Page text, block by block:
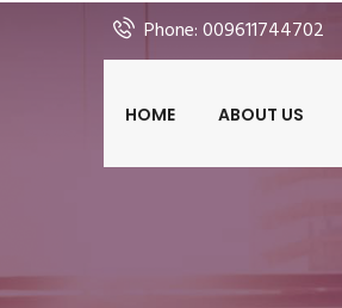
Phone: 009611744702
HOME ABOUT US